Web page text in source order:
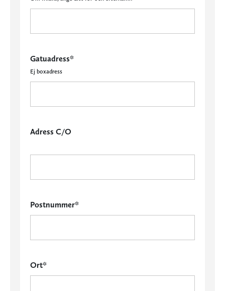
Gatuadress*
Ej boxadress
Adress C/O
Postnummer*
Ort*